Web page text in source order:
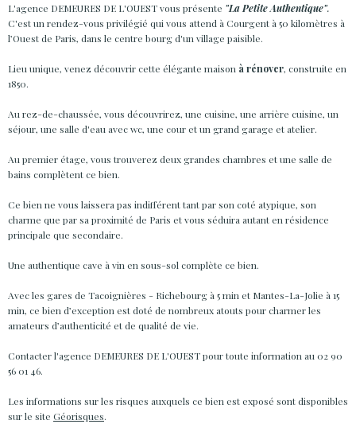
L'agence DEMEURES DE L'OUEST vous présente "La Petite Authentique".
C'est un rendez-vous privilégié qui vous attend à Courgent à 50 kilomètres à
l’Ouest de Paris, dans le centre bourg d'un village paisible.
Lieu unique, venez découvrir cette élégante maison à rénover, construite en
1850.
Au rez-de-chaussée, vous découvrirez, une cuisine, une arrière cuisine, un
séjour, une salle d'eau avec wc, une cour et un grand garage et atelier.
Au premier étage, vous trouverez deux grandes chambres et une salle de
bains complètent ce bien.
Ce bien ne vous laissera pas indifférent tant par son coté atypique, son
charme que par sa proximité de Paris et vous séduira autant en résidence
principale que secondaire.
Une authentique cave à vin en sous-sol complète ce bien.
Avec les gares de Tacoignières - Richebourg à 5 min et Mantes-La-Jolie à 15
min, ce bien d’exception est doté de nombreux atouts pour charmer les
amateurs d’authenticité et de qualité de vie.
Contacter l'agence DEMEURES DE L'OUEST pour toute information au 02 90
56 01 46.
Les informations sur les risques auxquels ce bien est exposé sont disponibles
sur le site Géorisques.